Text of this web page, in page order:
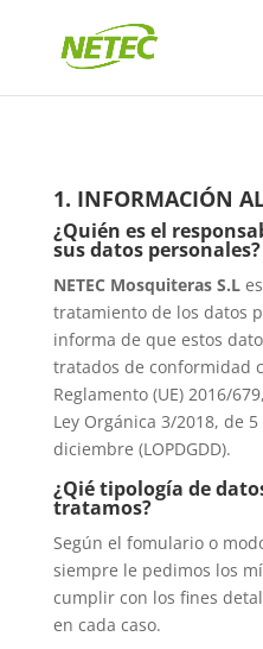
1. INFORMACIÓN
¿Quién es el
sus datos personales?
NETEC Mosquiteras S.L
tratamiento de los datos
informa de que estos
tratados de conformidad
Reglamento (UE) 2016/
Ley Orgánica 3/2018, de 5
diciembre (LOPDGDD).
¿Qié tipología de
tratamos?
Según el fomulario o
siempre le pedimos los
cumplir con los fines
en cada caso.